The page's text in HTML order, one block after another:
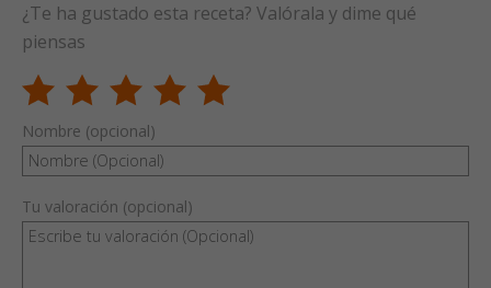
¿Te ha gustado esta receta? Valórala y dime qué
piensas
Nombre (opcional)
Tu valoración (opcional)